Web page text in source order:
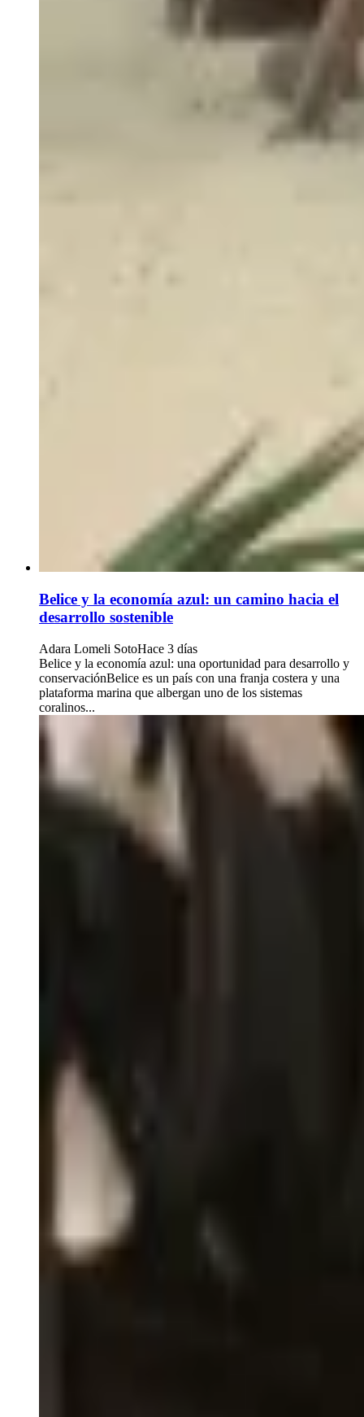
Belice y la economía azul: un camino hacia el
desarrollo sostenible
Adara Lomeli SotoHace 3 días
Belice y la economía azul: una oportunidad para desarrollo y
conservaciónBelice es un país con una franja costera y una
plataforma marina que albergan uno de los sistemas
coralinos...